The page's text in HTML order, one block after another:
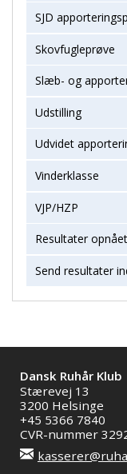
SJD
Skovfugleprøve
Slæb- og
Udstilling
Udvidet
Vinderklasse
VJP/HZP
Resultater
Send resultater
Dansk Ruhår Klub
Stærevej 13
3200 Helsinge
+45 5366 7840
CVR-nummer